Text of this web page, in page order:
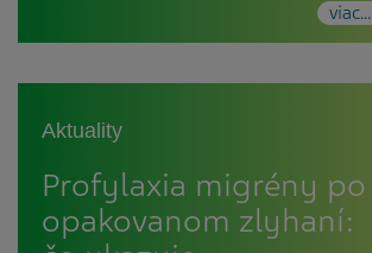
viac...
Aktuality
Profylaxia migrény po
opakovanom zlyhaní: